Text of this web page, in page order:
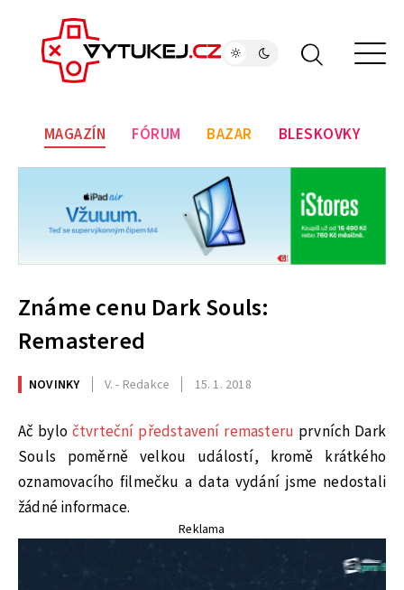
MAGAZÍN FÓRUM BAZAR BLESKOVKY
Známe cenu Dark Souls:
Remastered
NOVINKY V. - Redakce 15. 1. 2018
Ač bylo čtvrteční představení remasteru prvních Dark
Souls poměrně velkou událostí, kromě krátkého
oznamovacího filmečku a data vydání jsme nedostali
žádné informace.
Reklama